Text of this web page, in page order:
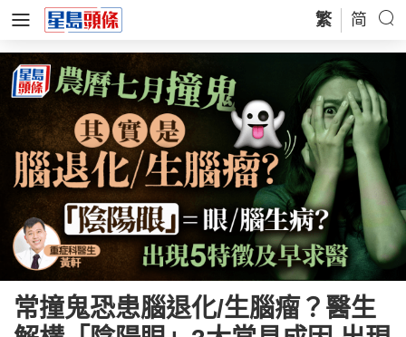
繁 简
常撞鬼恐患腦退化/生腦瘤？醫生